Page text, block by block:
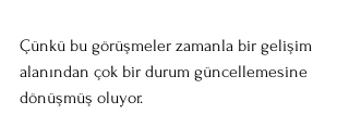
Çünkü bu görüşmeler zamanla bir gelişim
alanından çok bir durum güncellemesine
dönüşmüş oluyor.